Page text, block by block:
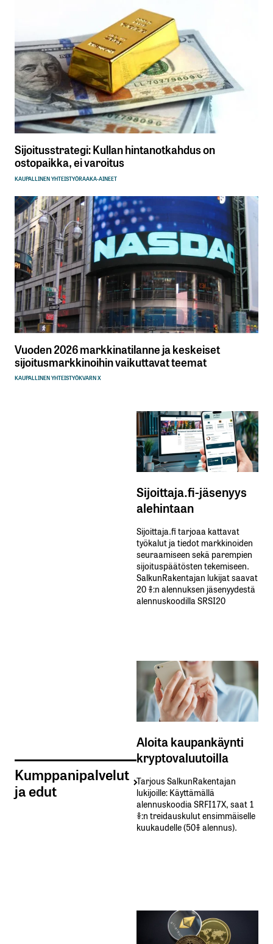
Sijoitusstrategi: Kullan hintanotkahdus on
ostopaikka, ei varoitus
KAUPALLINEN YHTEISTYÖRAAKA-AINEET
Vuoden 2026 markkinatilanne ja keskeiset
sijoitusmarkkinoihin vaikuttavat teemat
KAUPALLINEN YHTEISTYÖKVARN X
Kumppanipalvelut
ja edut
Sijoittaja.fi-jäsenyys
alehintaan
Sijoittaja.fi tarjoaa kattavat
työkalut ja tiedot markkinoiden
seuraamiseen sekä parempien
sijoituspäätösten tekemiseen.
SalkunRakentajan lukijat saavat
20 %:n alennuksen jäsenyydestä
alennuskoodilla SRSI20
Aloita kaupankäynti
kryptovaluutoilla
Tarjous SalkunRakentajan
lukijoille: Käyttämällä​ ​
alennuskoodia​ ​SRFI17X,​ ​saat​ ​1
%:n treidauskulut​ ​ensimmäiselle​ ​
kuukaudelle​ ​(50%​ ​alennus).